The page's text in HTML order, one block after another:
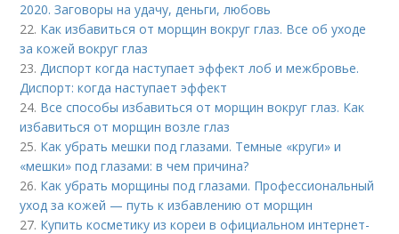
2020. Заговоры на удачу, деньги, любовь
22. Как избавиться от морщин вокруг глаз. Все об уходе
за кожей вокруг глаз
23.Диспорт когда наступает эффект лоб и межбровье.
Диспорт: когда наступает эффект
24. Все способы избавиться от морщин вокруг глаз. Как
избавиться от морщин возле глаз
25. Как убрать мешки под глазами. Темные «круги» и
«мешки» под глазами: в чем причина?
26. Как убрать морщины под глазами. Профессиональный
уход за кожей — путь к избавлению от морщин
27. Купить косметику из кореи в официальном интернет-